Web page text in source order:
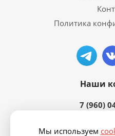
Политика
Наши
7 (960)
Мы используем